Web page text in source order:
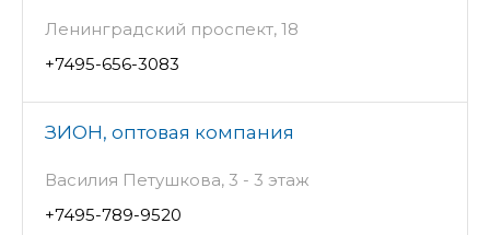
Ленинградский проспект, 18
+7495-656-3083
ЗИОН, оптовая компания
Василия Петушкова, 3 - 3 этаж
+7495-789-9520